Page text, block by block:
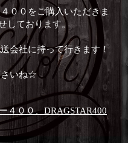
００をご購入いただきま
しております。
会社に持って行きます！
さいね☆
４００、DRAGSTAR400